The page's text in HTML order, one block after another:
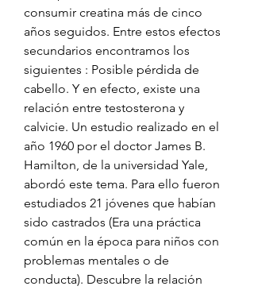
consumir creatina más de cinco
años seguidos. Entre estos efectos
secundarios encontramos los
siguientes : Posible pérdida de
cabello. Y en efecto, existe una
relación entre testosterona y
calvicie. Un estudio realizado en el
año 1960 por el doctor James B.
Hamilton, de la universidad Yale,
abordó este tema. Para ello fueron
estudiados 21 jóvenes que habían
sido castrados (Era una práctica
común en la época para niños con
problemas mentales o de
conducta). Descubre la relación